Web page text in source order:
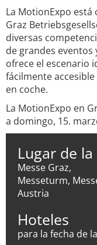
La MotionExpo está
Graz
diversas
de grandes eventos
ofrece el escenario
fácilmente
en coche.
La MotionExpo en
a domingo, 15.
Lugar de la
Messe Graz,
Messeturm,
Austria
Hoteles
para la fecha de